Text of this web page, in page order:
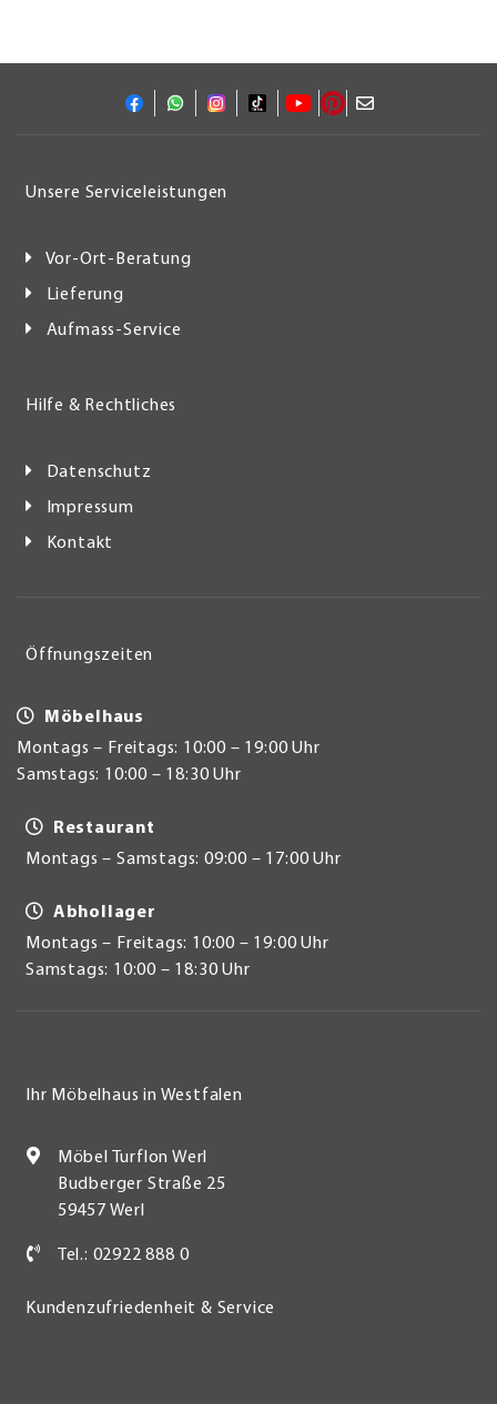
Unsere Serviceleistungen
Vor-Ort-Beratung
Lieferung
Aufmass-Service
Hilfe & Rechtliches
Datenschutz
Impressum
Kontakt
Öffnungszeiten
Möbelhaus
Montags – Freitags: 10:00 – 19:00 Uhr
Samstags: 10:00 – 18:30 Uhr
Restaurant
Montags – Samstags: 09:00 – 17:00 Uhr
Abhollager
Montags – Freitags: 10:00 – 19:00 Uhr
Samstags: 10:00 – 18:30 Uhr
Ihr Möbelhaus in Westfalen
Möbel Turflon Werl
Budberger Straße 25
59457 Werl
Tel.: 02922 888 0
Kundenzufriedenheit & Service